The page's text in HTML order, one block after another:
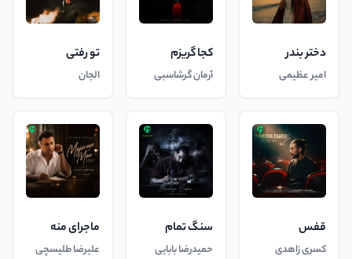
دختر بندر
امیر عظیمی
کجا گریزم
آرمان گرشاسبی
تو رفتی
الجان
قفس
کسری زاهدی
سنگ تمام
حمیدرضا بابایی
ماجرای منه
علیرضا طلیسچی